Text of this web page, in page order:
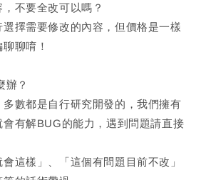
不要全改可以嗎？
擇需要修改的內容，但價格是一樣
聊唷！
辦？
數都是自行研究開發的，我們擁有
有解BUG的能力，遇到問題請直接
這樣」、「這個有問題目前不改」